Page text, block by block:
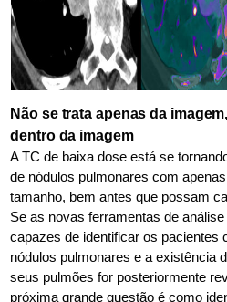
Não se trata apenas da
dentro da imagem
A TC de baixa dose está se
de nódulos pulmonares com
tamanho, bem antes que possam
Se as novas ferramentas de
capazes de identificar os pacientes
nódulos pulmonares e a existência
seus pulmões for posteriormente
próxima grande questão é como